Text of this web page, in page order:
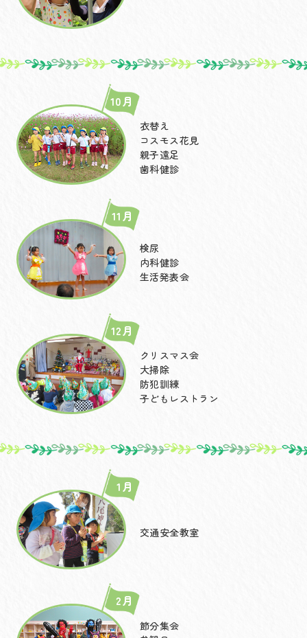
10月
衣替え
コスモス花見
親子遠足
歯科健診
11月
検尿
内科健診
生活発表会
12月
クリスマス会
大掃除
防犯訓練
子どもレストラン
1月
交通安全教室
2月
節分集会